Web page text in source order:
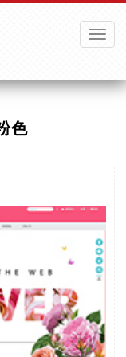
Toggle
色